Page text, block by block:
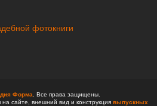
фотокниги
Форма. Все права защищены.
сайте, внешний вид и конструкция выпускных